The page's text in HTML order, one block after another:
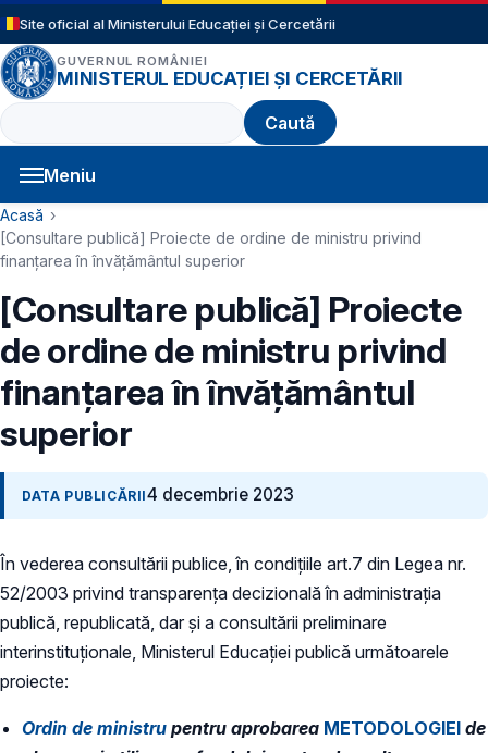
Sari la conținutul principal
Site oficial al Ministerului Educației și Cercetării
GUVERNUL ROMÂNIEI
MINISTERUL EDUCAȚIEI ȘI CERCETĂRII
Caută
Meniu
Navigație principală
Cale de navigare
Acasă
[Consultare publică] Proiecte de ordine de ministru privind
finanțarea în învățământul superior
[Consultare publică] Proiecte
de ordine de ministru privind
finanțarea în învățământul
superior
DATA PUBLICĂRII4 decembrie 2023
În vederea consultării publice, în condiţiile art.7 din Legea nr.
52/2003 privind transparenţa decizională în administraţia
publică, republicată, dar și a consultării preliminare
interinstituționale, Ministerul Educaţiei publică următoarele
proiecte:
Ordin de ministru pentru aprobarea METODOLOGIEI de